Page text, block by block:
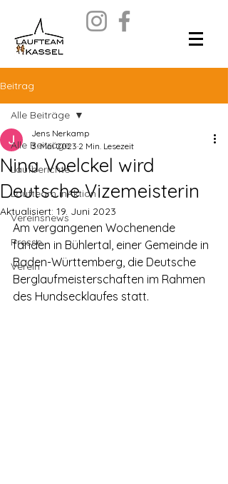
Beitrag
Alle Beiträge
Laufberichte
Laufteam inAktion
Vereinsnews
Presse
Verein
Alle Beiträge
Nina Voelckel wird
Deutsche Vizemeisterin
Jens Nerkamp
3. Mai 2023 2 Min. Lesezeit
Aktualisiert: 19. Juni 2023
Am vergangenen Wochenende
fanden in Bühlertal, einer Gemeinde in
Baden-Württemberg, die Deutsche
Berglaufmeisterschaften im Rahmen
des Hundsecklaufes statt.